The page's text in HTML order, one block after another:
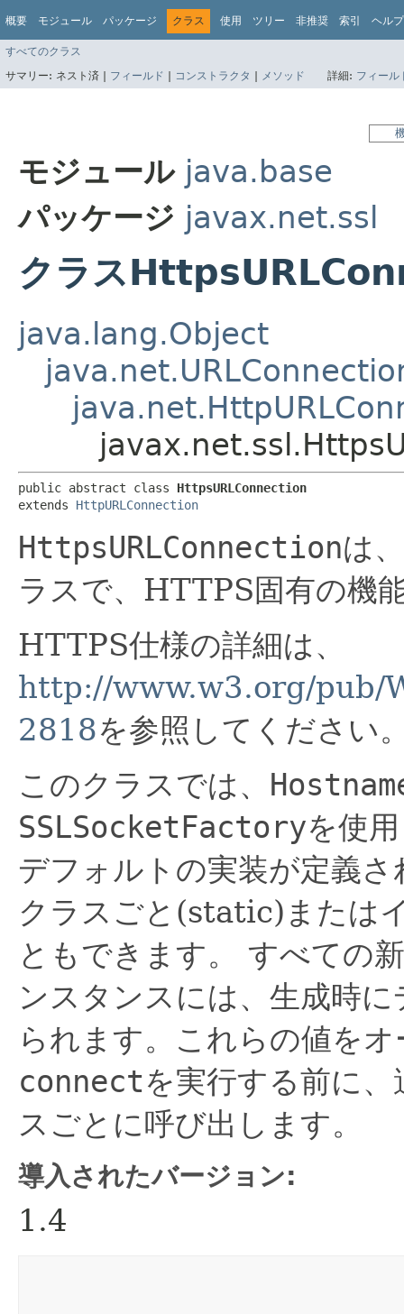
概要 モジュール パッケージ クラス 使用 ツリー 非推奨 索引 ヘルプ
すべてのクラス
サマリー: ネスト済 | フィールド | コンストラクタ | メソッド 詳細: フィール
モジュール java.base
パッケージ javax.net.ssl
クラス
java.lang.Object
public abstract class HttpsURLConnection
extends HttpURLConnection
HttpsURLConnectionは、
ラスで、HTTPS固有の機
HTTPS仕様の詳細は、
http://www.w3.org/pub/
2818を参照してください
このクラスでは、
SSLSocketFactoryを使
デフォルトの実装が定義
クラスごと(static)または
ともできます。
すべての
ンスタンスには、生成時
られます。これらの値を
connectを実行する前に
スごとに呼び出します。
導入されたバージョン:
1.4